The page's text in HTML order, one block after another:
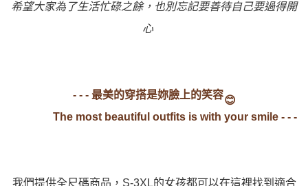
希望大家為了生活忙碌之餘，也別忘記要善待自己要過得開
心
- - - 最美的穿搭是妳臉上的笑容😊
The most beautiful outfits is with your smile - - -
我們提供全尺碼商品，S-3XL的女孩都可以在這裡找到適合